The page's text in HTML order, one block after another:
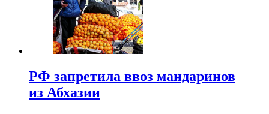
РФ запретила ввоз мандаринов
из Абхазии